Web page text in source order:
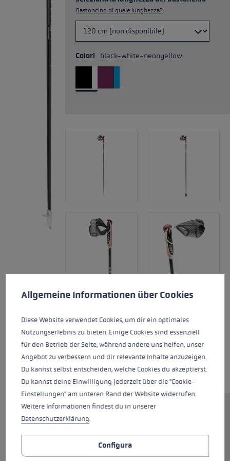
Bastoncino di quale lunghezza?
Colori black-white-neonyellow
il Pacemaker Lite è il tuo
allenamento. Il bastone leggero
Preferenze per i cookie
This website uses cookies to give you the best possible experience.
Allgemeine Informationen über Cookies
Diese Website verwendet Cookies, um dir ein optimales
Nutzungserlebnis zu bieten. Einige Cookies sind essenziell
für den Betrieb der Seite, während andere uns helfen, unser
Angebot zu verbessern und dir relevante Inhalte anzuzeigen.
Du kannst selbst entscheiden, welche Cookies du akzeptierst.
Du kannst deine Einwilligung jederzeit über die "Cookie-
Einstellungen" am unteren Rand der Website widerrufen.
Weitere Informationen findest du in unserer
Datenschutzerklärung.
Configura